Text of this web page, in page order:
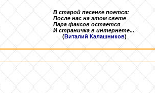
В старой песенке поется:
После нас на этом свете
Пара факсов остается
И страничка в интернете...
(Виталий Калашников)